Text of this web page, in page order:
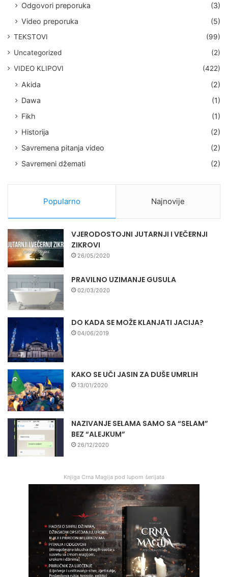
Odgovori preporuka
(3)
Video preporuka
(5)
TEKSTOVI
(99)
Uncategorized
(2)
VIDEO KLIPOVI
(422)
Akida
(2)
Dawa
(1)
Fikh
(1)
Historija
(2)
Savremena pitanja video
(2)
Savremeni džemati
(2)
Popularno Najnovije
VJERODOSTOJNI JUTARNJI I VEČERNJI
ZIKROVI
26/05/2020
PRAVILNO UZIMANJE GUSULA
02/03/2020
DO KADA SE MOŽE KLANJATI JACIJA?
04/06/2019
KAKO SE UČI JASIN ZA DUŠE UMRLIH
13/01/2020
NAZIVANJE SELAMA SAMO SA “SELAM”
BEZ “ALEJKUM”
26/12/2020
Knjiga Crna Magija pod lupom šerijata